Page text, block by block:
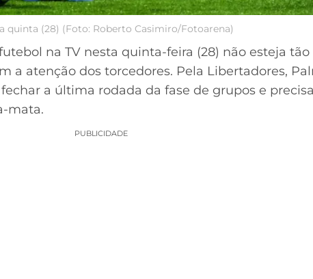
quinta (28) (Foto: Roberto Casimiro/Fotoarena)
na TV nesta quinta-feira (28) não esteja tão
a atenção dos torcedores. Pela Libertadores,
a última rodada da fase de grupos e
mata.
PUBLICIDADE